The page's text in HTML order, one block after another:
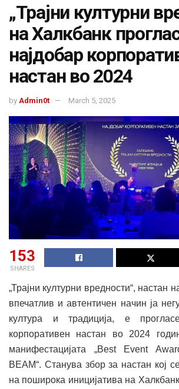
„Трајни културни
на Халкбанк
најдобар
настан во 2024
by Admin0t March 5, 2025
153
SHARES
„Трајни културни вредности“, настан
впечатлив и автентичен начин ја
култура и традиција, е
корпоративен настан во 2024
манифестацијата „Best Event
BEAM“. Станува збор за настан кој
на поширока иницијатива на